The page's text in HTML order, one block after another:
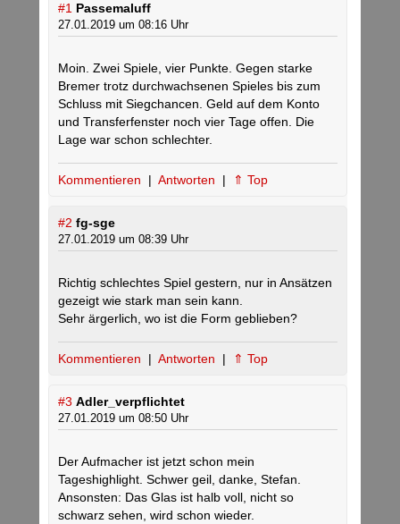
#1 Passemaluff
27.01.2019 um 08:16 Uhr
Moin. Zwei Spiele, vier Punkte. Gegen starke
Bremer trotz durchwachsenen Spieles bis zum
Schluss mit Siegchancen. Geld auf dem Konto
und Transferfenster noch vier Tage offen. Die
Lage war schon schlechter.
Kommentieren | Antworten | ⇑ Top
#2 fg-sge
27.01.2019 um 08:39 Uhr
Richtig schlechtes Spiel gestern, nur in Ansätzen
gezeigt wie stark man sein kann.
Sehr ärgerlich, wo ist die Form geblieben?
Kommentieren | Antworten | ⇑ Top
#3 Adler_verpflichtet
27.01.2019 um 08:50 Uhr
Der Aufmacher ist jetzt schon mein
Tageshighlight. Schwer geil, danke, Stefan.
Ansonsten: Das Glas ist halb voll, nicht so
schwarz sehen, wird schon wieder.